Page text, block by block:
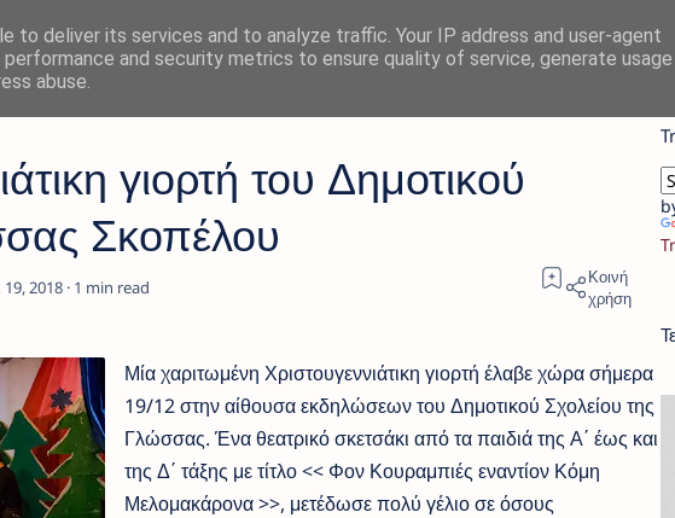
γιορτή του Δημοτικού
Σκοπέλου
1
Μία χαριτωμένη Χριστουγεννιάτικη γιορτή έλαβε χώρα σήμερα
19/12 στην αίθουσα εκδηλώσεων του Δημοτικού Σχολείου της
Γλώσσας. Ένα θεατρικό σκετσάκι από τα παιδιά της Α΄ έως και
της Δ΄ τάξης με τίτλο << Φον Κουραμπιές εναντίον Κόμη
Μελομακάρονα >>, μετέδωσε πολύ γέλιο σε όσους
to deliver its services and to analyze traffic. Your IP address and user-agent
and security metrics to ensure quality of service, generate usage
abuse.